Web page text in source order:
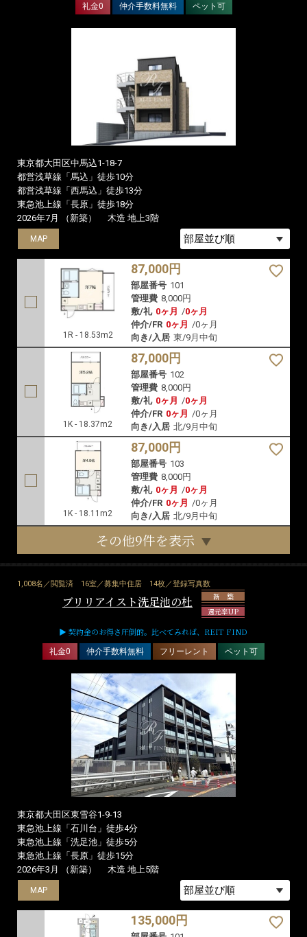
礼金0 仲介手数料無料 ペット可
東京都大田区中馬込1-18-7
都営浅草線「馬込」徒歩10分
都営浅草線「西馬込」徒歩13分
東急池上線「長原」徒歩18分
2026年7月 （新築）
木造 地上3階
MAP
1R - 18.53m2
87,000円
部屋番号 101
管理費 8,000円
敷/礼 0ヶ月 /0ヶ月
仲介/FR 0ヶ月 /0ヶ月
向き/入居 東/9月中旬
MAP
1K - 18.37m2
87,000円
部屋番号 102
管理費 8,000円
敷/礼 0ヶ月 /0ヶ月
仲介/FR 0ヶ月 /0ヶ月
向き/入居 北/9月中旬
MAP
1K - 18.11m2
87,000円
部屋番号 103
管理費 8,000円
敷/礼 0ヶ月 /0ヶ月
仲介/FR 0ヶ月 /0ヶ月
向き/入居 北/9月中旬
その他9件を表示
1,008名／閲覧済 16室／募集中住居 14枚／登録写真数
ブリリアイスト洗足池の杜
新 築
還元率UP
▶ 契約金のお得さ圧倒的。比べてみれば、REIT FIND
礼金0 仲介手数料無料 フリーレント ペット可
東京都大田区東雪谷1-9-13
東急池上線「石川台」徒歩4分
東急池上線「洗足池」徒歩5分
東急池上線「長原」徒歩15分
2026年3月 （新築）
木造 地上5階
MAP
135,000円
MAP
MAP